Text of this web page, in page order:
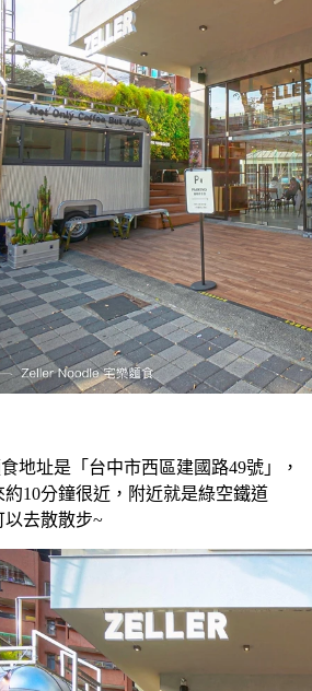
地址是「台中市西區建國路49號」，
10分鐘很近，附近就是綠空鐵道
以去散散步~